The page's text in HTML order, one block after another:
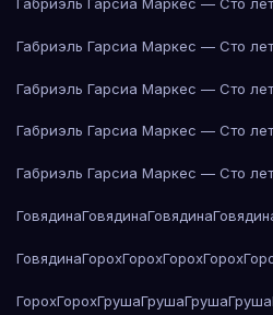
Габриэль Гарсиа Маркес — Сто
Габриэль Гарсиа Маркес — Сто
Габриэль Гарсиа Маркес — Сто
Габриэль Гарсиа Маркес — Сто
ГовядинаГовядинаГовядина
ГовядинаГорохГорохГорохГорох
ГорохГорохГрушаГрушаГрушаГруша